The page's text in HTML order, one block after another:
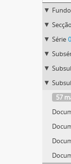
Fundo
Secção
Série
57